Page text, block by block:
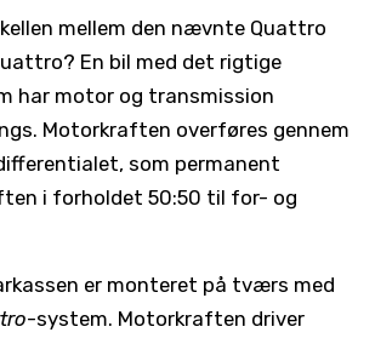
mellem den nævnte Quattro
En bil med det rigtige
har motor og transmission
Motorkraften overføres gennem
som permanent
i forholdet 50:50 til for- og
er monteret på tværs med
-system. Motorkraften driver